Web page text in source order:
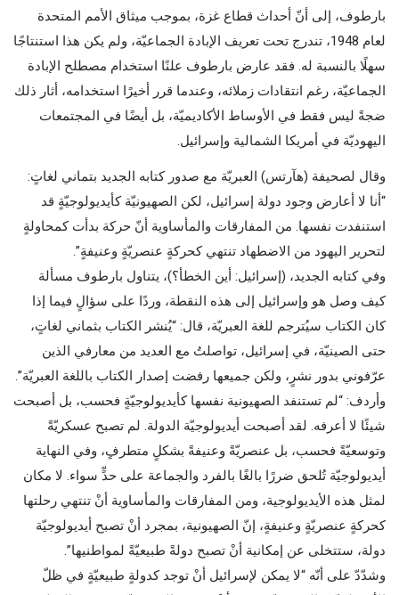
بارطوف، إلى أنّ أحداث قطاع غزة، بموجب ميثاق الأمم المتحدة
لعام 1948، تندرج تحت تعريف الإبادة الجماعيّة، ولم يكن هذا استنتاجًا
سهلًا بالنسبة له. فقد عارض بارطوف علنًا استخدام مصطلح الإبادة
الجماعيّة، رغم انتقادات زملائه، وعندما قرر أخيرًا استخدامه، أثار ذلك
ضجةً ليس فقط في الأوساط الأكاديميّة، بل أيضًا في المجتمعات
اليهوديّة في أمريكا الشمالية وإسرائيل.
وقال لصحيفة (هآرتس) العبريّة مع صدور كتابه الجديد بتماني لغاتٍ:
“أنا لا أعارض وجود دولة إسرائيل، لكن الصهيونيّة كأيديولوجيّةٍ قد
استنفدت نفسها. من المفارقات والمأساوية أنّ حركة بدأت كمحاولةٍ
لتحرير اليهود من الاضطهاد تنتهي كحركةٍ عنصريّةٍ وعنيفةٍ”.
وفي كتابه الجديد، (إسرائيل: أين الخطأ؟)، يتناول بارطوف مسألة
كيف وصل هو وإسرائيل إلى هذه النقطة، وردًا على سؤالٍ فيما إذا
كان الكتاب سيُترجم للغة العبريّة، قال: “يُنشر الكتاب بثماني لغاتٍ،
حتى الصينيّة، في إسرائيل، تواصلتُ مع العديد من معارفي الذين
عرّفوني بدور نشرٍ، ولكن جميعها رفضت إصدار الكتاب باللغة العبريّة”.
وأردف: “لم تستنفد الصهيونية نفسها كأيديولوجيّةٍ فحسب، بل أصبحت
شيئًا لا أعرفه. لقد أصبحت أيديولوجيّة الدولة. لم تصبح عسكريّةً
وتوسعيّةً فحسب، بل عنصريّةً وعنيفةً بشكلٍ متطرفٍ، وفي النهاية
أيديولوجيّة تُلحق ضررًا بالغًا بالفرد والجماعة على حدٍّ سواء. لا مكان
لمثل هذه الأيديولوجية، ومن المفارقات والمأساوية أنْ تنتهي رحلتها
كحركةٍ عنصريّةٍ وعنيفةٍ، إنّ الصهيونية، بمجرد أنْ تصبح أيديولوجيّة
دولة، ستتخلى عن إمكانية أنْ تصبح دولةً طبيعيّةً لمواطنيها”.
وشدّدّ على أنّه “لا يمكن لإسرائيل أنْ توجد كدولةٍ طبيعيّةٍ في ظلّ